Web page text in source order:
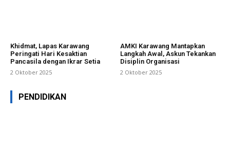
Khidmat, Lapas Karawang
Peringati Hari Kesaktian
Pancasila dengan Ikrar Setia
2 Oktober 2025
AMKI Karawang Mantapkan
Langkah Awal, Askun Tekankan
Disiplin Organisasi
2 Oktober 2025
PENDIDIKAN